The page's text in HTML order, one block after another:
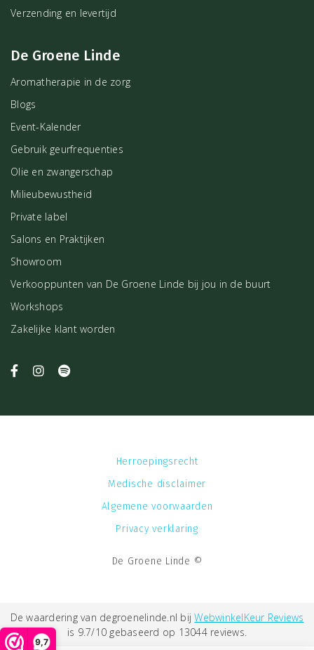
9,7
Verzending en levertijd
De Groene Linde
Aromatherapie in de zorg
Blogs
Event-Kalender
Gebruik geurfrequenties
Olie en zwangerschap
Milieubewustheid
Private label
Salons en Praktijken
Showroom
Verkooppunten van De Groene Linde bij jou in de buurt
Workshops
Zakelijke klant worden
De Groene Linde ©
Herroepingsrecht
Medische disclaimer
Algemene voorwaarden
Privacy verklaring
De waardering van degroenelinde.nl bijWebwinkelKeur Reviews
is 9.7/10 gebaseerd op 13044 reviews.